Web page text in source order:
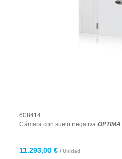
608414
Cámara con suelo negativa OPTIMA
11.293,00 € / Unidad